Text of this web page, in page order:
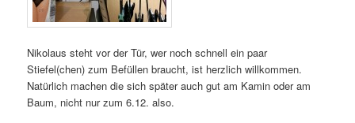
Nikolaus steht vor der Tür, wer noch schnell ein paar
Stiefel(chen) zum Befüllen braucht, ist herzlich willkommen.
Natürlich machen die sich später auch gut am Kamin oder am
Baum, nicht nur zum 6.12. also.